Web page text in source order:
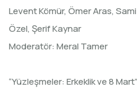
Levent Kömür, Ömer Aras,
Özel, Şerif Kaynar
Moderatör: Meral Tamer
“Yüzleşmeler: Erkeklik ve 8